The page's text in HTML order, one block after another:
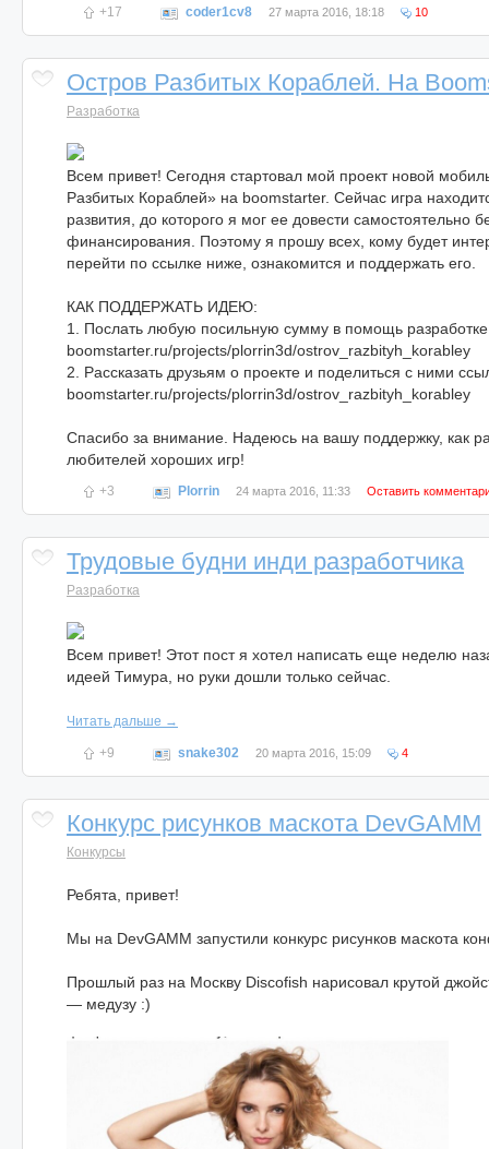
+17 coder1cv8 27 марта 2016, 18:18 10
Остров Разбитых Кораблей. На
Разработка
Всем привет! Сегодня стартовал мой проект новой
Разбитых Кораблей» на boomstarter. Сейчас игра
развития, до которого я мог ее довести самостоятельно
финансирования. Поэтому я прошу всех, кому будет
перейти по ссылке ниже, ознакомится и поддержать его.
КАК ПОДДЕРЖАТЬ ИДЕЮ:
1. Послать любую посильную сумму в помощь разработке
boomstarter.ru/projects/plorrin3d/ostrov_razbityh_korabley
2. Рассказать друзьям о проекте и поделиться с ними
boomstarter.ru/projects/plorrin3d/ostrov_razbityh_korabley
Спасибо за внимание. Надеюсь на вашу поддержку, как
любителей хороших игр!
+3 Plorrin 24 марта 2016, 11:33 Оставить
Трудовые будни инди разработчика
Разработка
Всем привет! Этот пост я хотел написать еще неделю
идеей Тимура, но руки дошли только сейчас.
Читать дальше →
+9 snake302 20 марта 2016, 15:09 4
Конкурс рисунков маскота DevGAMM
Конкурсы
Ребята, привет!
Мы на DevGAMM запустили конкурс рисунков маскота
Прошлый раз на Москву Discofish нарисовал крутой
— медузу :)